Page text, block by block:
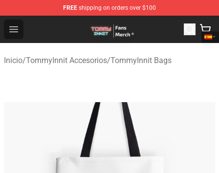
FREE shipping on orders over $100
Open menu
TommyInnit Store - Official TommyInnit Merchandise
Inicio/TommyInnit Accesorios/TommyInnit Bags